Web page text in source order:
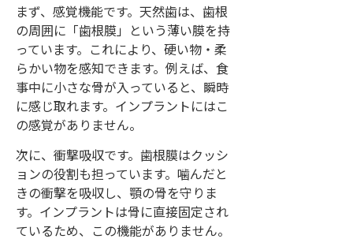
まず、感覚機能です。天然歯は、歯根
の周囲に「歯根膜」という薄い膜を持
っています。これにより、硬い物・柔
らかい物を感知できます。例えば、食
事中に小さな骨が入っていると、瞬時
に感じ取れます。インプラントにはこ
の感覚がありません。
次に、衝撃吸収です。歯根膜はクッシ
ョンの役割も担っています。噛んだと
きの衝撃を吸収し、顎の骨を守りま
す。インプラントは骨に直接固定され
ているため、この機能がありません。